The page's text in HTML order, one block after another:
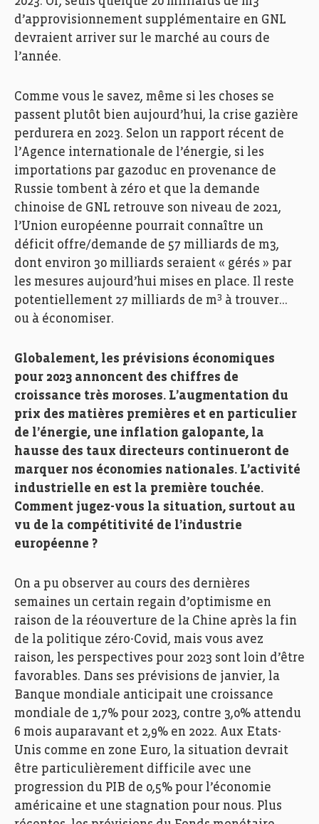
d’approvisionnement supplémentaire en GNL
devraient arriver sur le marché au cours de
l’année.
Comme vous le savez, même si les choses se
passent plutôt bien aujourd’hui, la crise gazière
perdurera en 2023. Selon un rapport récent de
l’Agence internationale de l’énergie, si les
importations par gazoduc en provenance de
Russie tombent à zéro et que la demande
chinoise de GNL retrouve son niveau de 2021,
l’Union européenne pourrait connaître un
déficit offre/demande de 57 milliards de m3,
dont environ 30 milliards seraient « gérés » par
les mesures aujourd’hui mises en place. Il reste
potentiellement 27 milliards de m3 à trouver…
ou à économiser.
Globalement, les prévisions économiques
pour 2023 annoncent des chiffres de
croissance très moroses. L’augmentation du
prix des matières premières et en particulier
de l’énergie, une inflation galopante, la
hausse des taux directeurs continueront de
marquer nos économies nationales. L’activité
industrielle en est la première touchée.
Comment jugez-vous la situation, surtout au
vu de la compétitivité de l’industrie
européenne ?
On a pu observer au cours des dernières
semaines un certain regain d’optimisme en
raison de la réouverture de la Chine après la fin
de la politique zéro-Covid, mais vous avez
raison, les perspectives pour 2023 sont loin d’être
favorables. Dans ses prévisions de janvier, la
Banque mondiale anticipait une croissance
mondiale de 1,7% pour 2023, contre 3,0% attendu
6 mois auparavant et 2,9% en 2022. Aux Etats-
Unis comme en zone Euro, la situation devrait
être particulièrement difficile avec une
progression du PIB de 0,5% pour l’économie
américaine et une stagnation pour nous. Plus